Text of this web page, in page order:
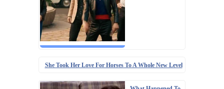
She Took Her Love For Horses To A Whole New Level